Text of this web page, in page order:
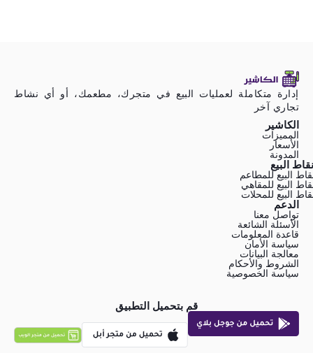
الدعم
تواصل معنا
الأسئلة الشائعة
قاعدة المعلومات
سياسة الأمان
معالجة البيانات
الشروط والأحكام
سياسة الخصوصية
البيع
البيع للمطاعم
البيع للمقاهي
البيع للمحلات
الكاشير
المميزات
الأسعار
المدونة
إدارة متكاملة لعمليات البيع في متجرك، مطعمك، أو أي نشاط
تجاري آخر
قم بتحميل التطبيق